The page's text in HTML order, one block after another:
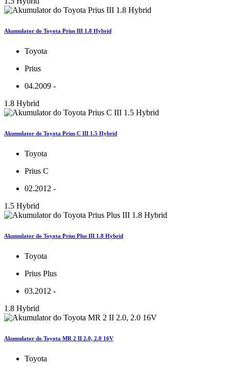
Akumulator do Toyota Prius III 1.8 Hybrid
Toyota
Prius
04.2009 -
1.8 Hybrid
Akumulator do Toyota Prius C III 1.5 Hybrid
Toyota
Prius C
02.2012 -
1.5 Hybrid
Akumulator do Toyota Prius Plus III 1.8 Hybrid
Toyota
Prius Plus
03.2012 -
1.8 Hybrid
Akumulator do Toyota MR 2 II 2.0, 2.0 16V
Toyota